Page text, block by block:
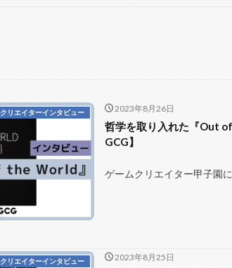
クリエイターインタビュー 2023年8月26日
哲学を取り入れた『Out
GCG】
ゲームクリエイター甲子園
クリエイターインタビュー 2023年8月25日